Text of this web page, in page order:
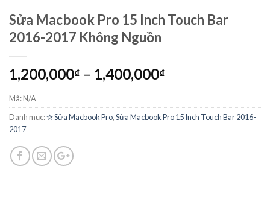
Sửa Macbook Pro 15 Inch Touch Bar
2016-2017 Không Nguồn
1,200,000₫ – 1,400,000₫
Mã:N/A
Danh mục:✰ Sửa Macbook Pro,Sửa Macbook Pro 15 Inch Touch Bar 2016-
2017